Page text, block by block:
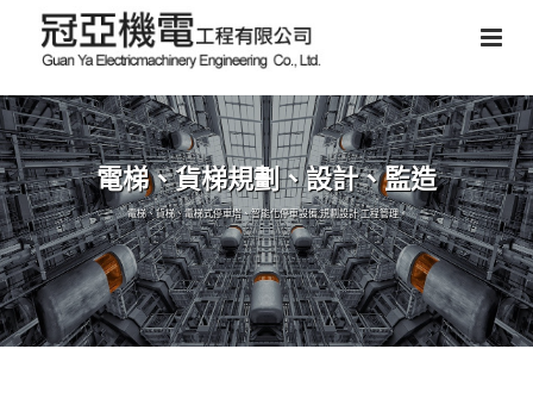
電梯、貨梯規劃、設計、監造
電梯、貨梯、電梯式停車塔、智能化停車設備,規劃設計,工程管理。